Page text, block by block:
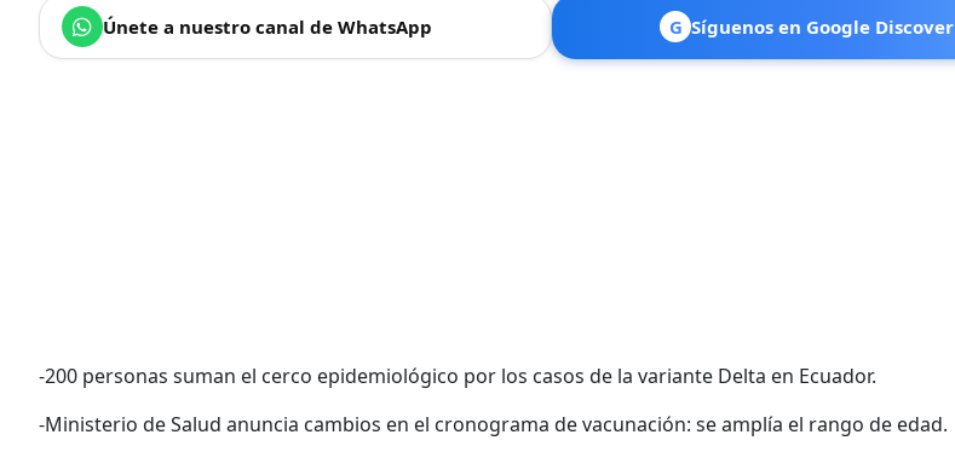
Únete a nuestro canal de WhatsApp G Síguenos en Google Discover
-200 personas suman el cerco epidemiológico por los casos de la variante Delta en Ecuador.
-Ministerio de Salud anuncia cambios en el cronograma de vacunación: se amplía el rango de edad.